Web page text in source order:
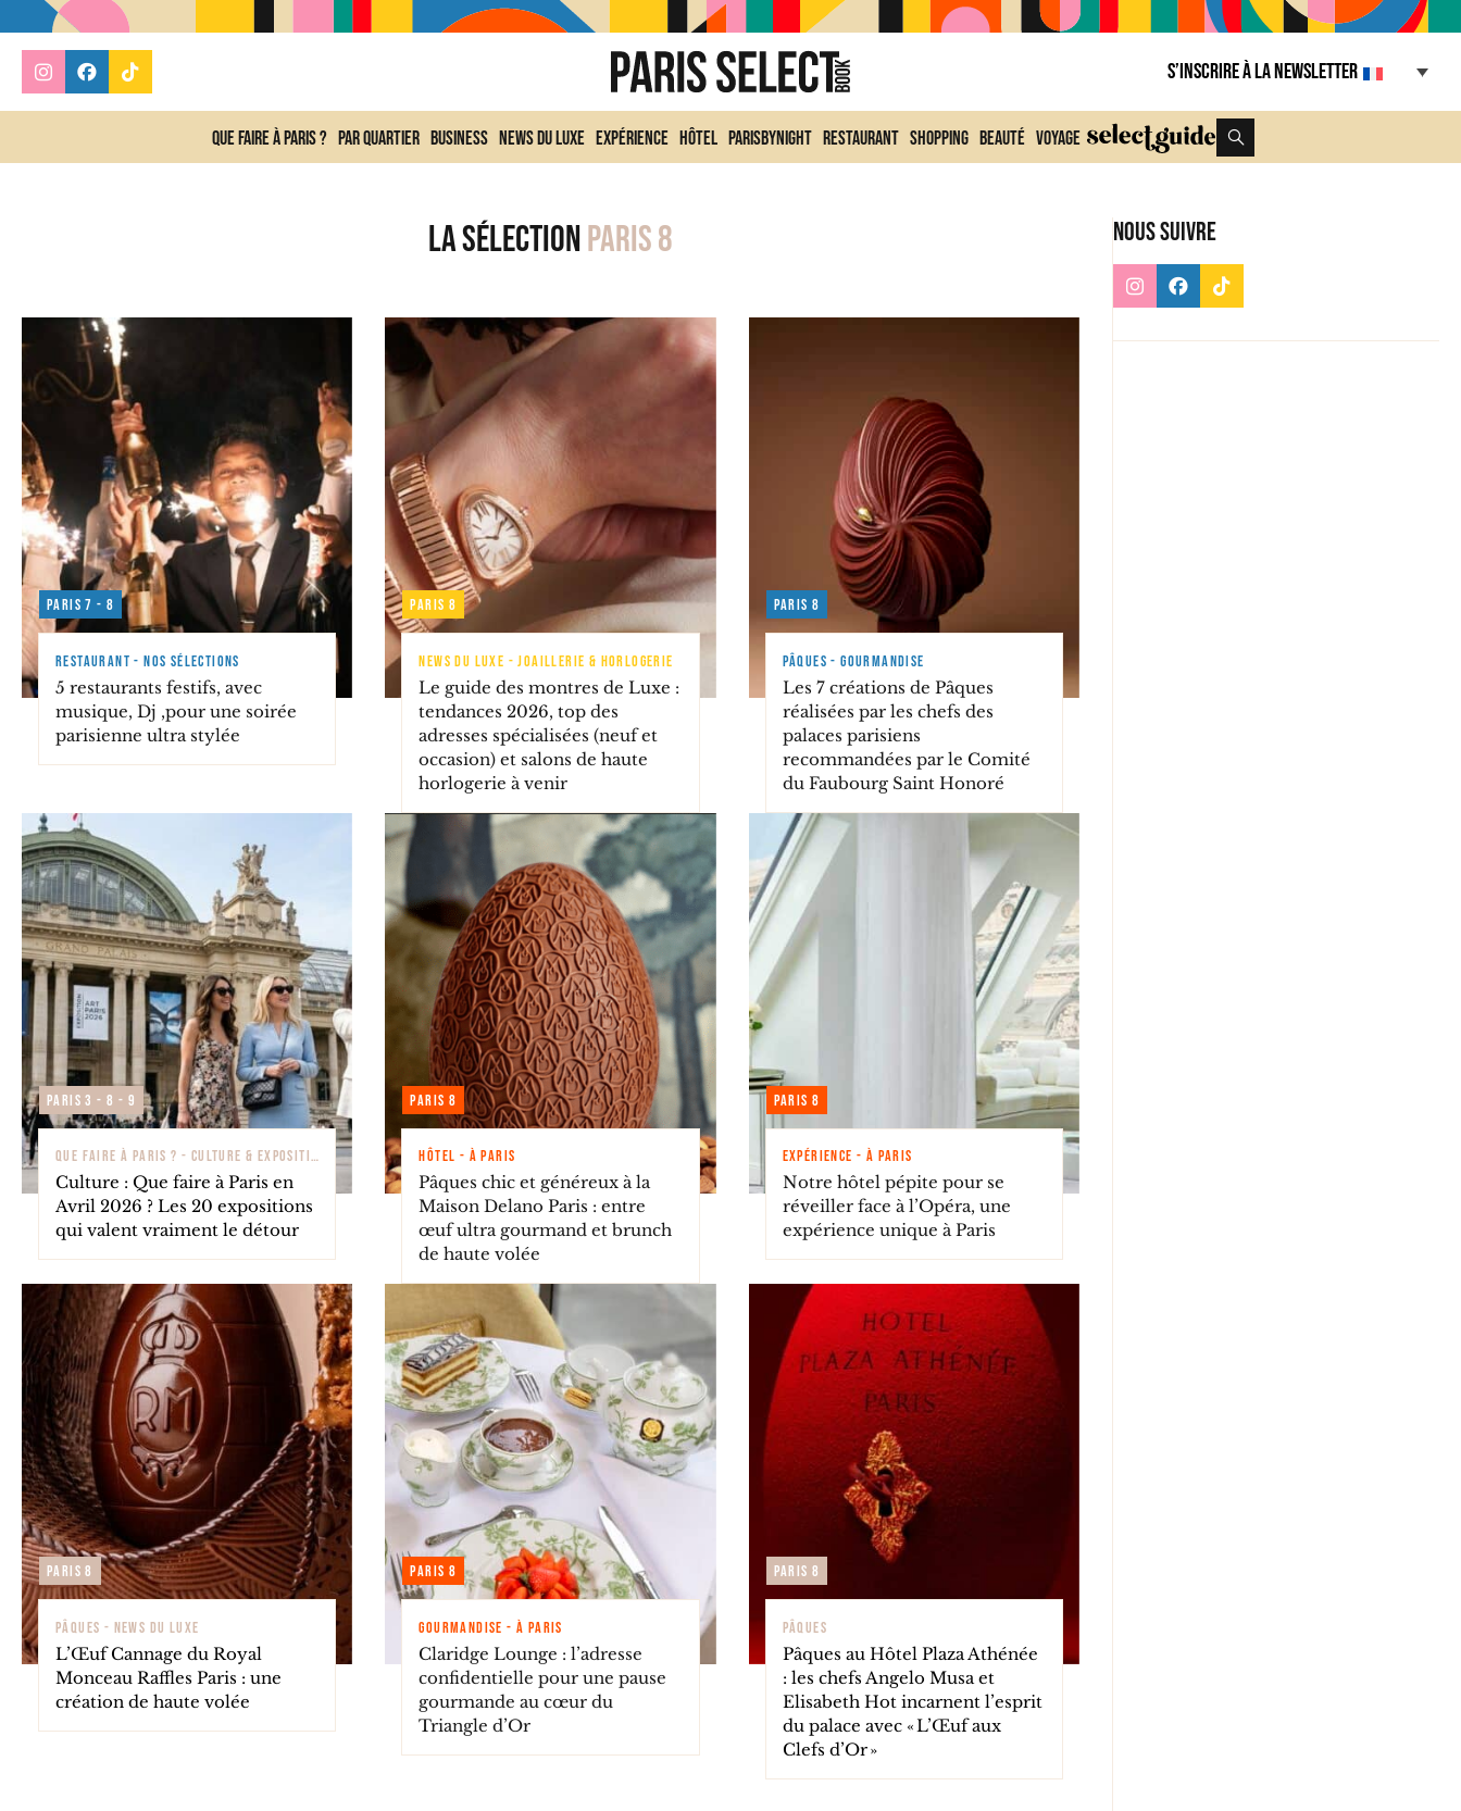
S’inscrire à la Newsletter
Que faire à Paris ? Par quartier Business News du Luxe Expérience Hôtel ParisByNight Restaurant Shopping Beauté Voyage
Nous suivre
La sélectionParis 8
Paris 7 - 8
RESTAURANT - NOS SÉLECTIONS
5 restaurants festifs, avec
musique, Dj ,pour une soirée
parisienne ultra stylée
Paris 8
NEWS DU LUXE - JOAILLERIE & HORLOGERIE
Le guide des montres de Luxe :
tendances 2026, top des
adresses spécialisées (neuf et
occasion) et salons de haute
horlogerie à venir
Paris 8
PÂQUES - GOURMANDISE
Les 7 créations de Pâques
réalisées par les chefs des
palaces parisiens
recommandées par le Comité
du Faubourg Saint Honoré
Paris 3 - 8 - 9
QUE FAIRE À PARIS ? - CULTURE & EXPOSITIONS
Culture : Que faire à Paris en
Avril 2026 ? Les 20 expositions
qui valent vraiment le détour
Paris 8
HÔTEL - À PARIS
Pâques chic et généreux à la
Maison Delano Paris : entre
œuf ultra gourmand et brunch
de haute volée
Paris 8
EXPÉRIENCE - À PARIS
Notre hôtel pépite pour se
réveiller face à l’Opéra, une
expérience unique à Paris
Paris 8
PÂQUES - NEWS DU LUXE
L’Œuf Cannage du Royal
Monceau Raffles Paris : une
création de haute volée
Paris 8
GOURMANDISE - À PARIS
Claridge Lounge : l’adresse
confidentielle pour une pause
gourmande au cœur du
Triangle d’Or
Paris 8
PÂQUES
Pâques au Hôtel Plaza Athénée
: les chefs Angelo Musa et
Elisabeth Hot incarnent l’esprit
du palace avec « L’Œuf aux
Clefs d’Or »